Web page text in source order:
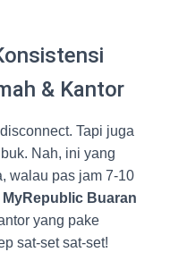
& Kantor
Tapi juga
Nah, ini yang
walau pas jam 7-10
MyRepublic Buaran
yang pake
sat-set sat-set!